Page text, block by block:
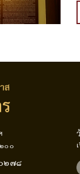
๐๐
๒๗๘